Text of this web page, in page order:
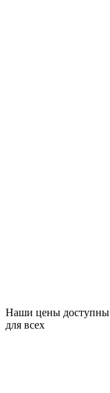
Наши цены доступны
для всех